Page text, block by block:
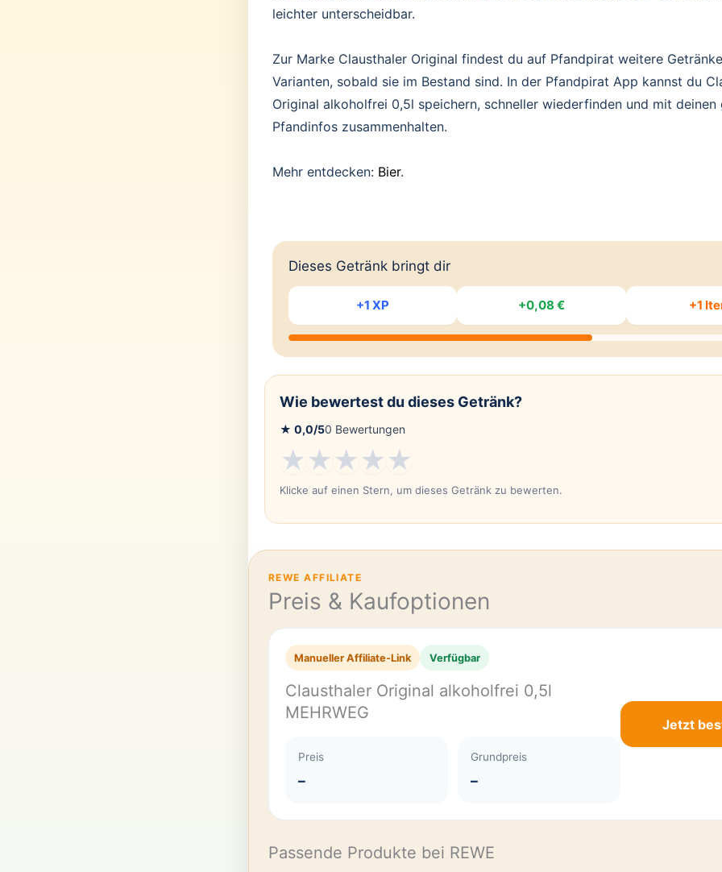
leichter unterscheidbar.
Zur Marke Clausthaler Original findest du auf Pfandpirat weitere
Varianten, sobald sie im Bestand sind. In der Pfandpirat App kannst du
Original alkoholfrei 0,5l speichern, schneller wiederfinden und mit deinen
Pfandinfos zusammenhalten.
Mehr entdecken: Bier.
Dieses Getränk bringt dir
+1 XP +0,08 € +1
Wie bewertest du dieses Getränk?
★ 0,0/50 Bewertungen
★★★★★
Klicke auf einen Stern, um dieses Getränk zu bewerten.
REWE AFFILIATE
Preis & Kaufoptionen
Manueller Affiliate-Link Verfügbar
Clausthaler Original alkoholfrei 0,5l
MEHRWEG
Preis
–
Grundpreis
–
Jetzt
Passende Produkte bei REWE